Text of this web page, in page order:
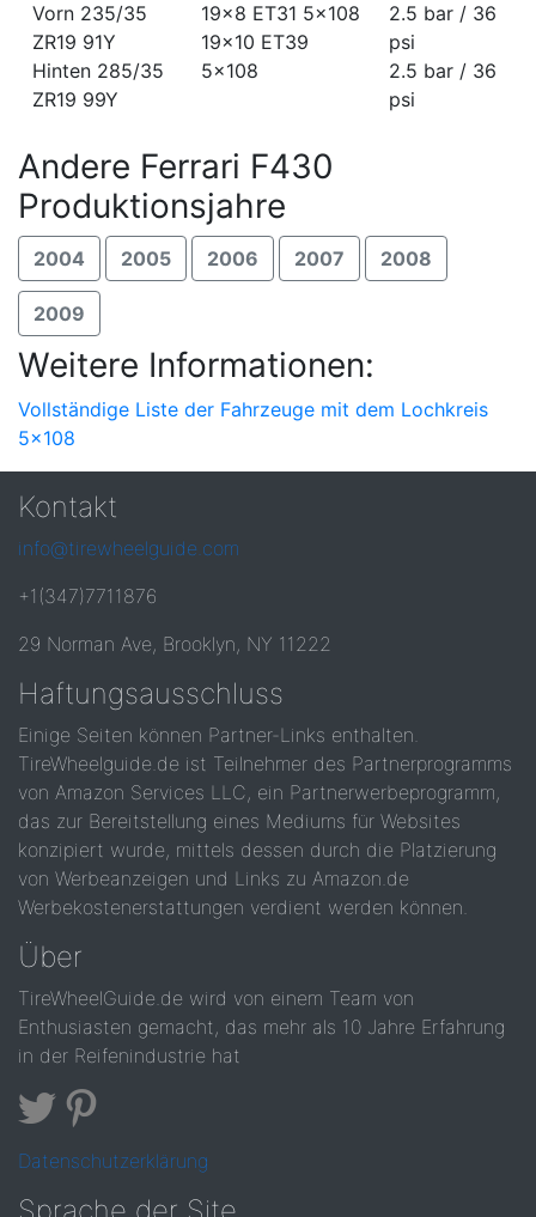
Vorn 235/35
ZR19 91Y
Hinten 285/35
ZR19 99Y
19x8 ET31 5x108
19x10 ET39
5x108
2.5 bar / 36
psi
2.5 bar / 36
psi
Andere Ferrari F430
Produktionsjahre
2004 2005 2006 2007 2008
2009
Weitere Informationen:
Vollständige Liste der Fahrzeuge mit dem Lochkreis
5x108
Kontakt
info@tirewheelguide.com
+1(347)7711876
29 Norman Ave, Brooklyn, NY 11222
Haftungsausschluss
Einige Seiten können Partner-Links enthalten.
TireWheelguide.de ist Teilnehmer des Partnerprogramms
von Amazon Services LLC, ein Partnerwerbeprogramm,
das zur Bereitstellung eines Mediums für Websites
konzipiert wurde, mittels dessen durch die Platzierung
von Werbeanzeigen und Links zu Amazon.de
Werbekostenerstattungen verdient werden können.
Über
TireWheelGuide.de wird von einem Team von
Enthusiasten gemacht, das mehr als 10 Jahre Erfahrung
in der Reifenindustrie hat
Datenschutzerklärung